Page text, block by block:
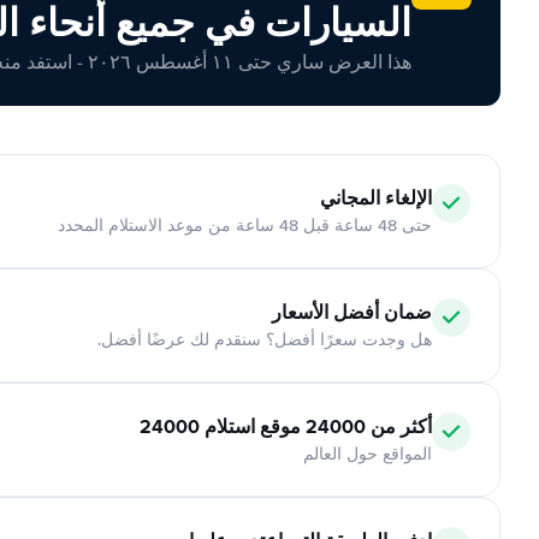
السيارات في جميع أنحاء
هذا العرض ساري حتى ١١ أغسطس ٢٠٢٦ - استفد منه اليوم!
الإلغاء المجاني
حتى 48 ساعة قبل 48 ساعة من موعد الاستلام المحدد
ضمان أفضل الأسعار
هل وجدت سعرًا أفضل؟ سنقدم لك عرضًا أفضل.
أكثر من 24000 موقع استلام 24000
المواقع حول العالم